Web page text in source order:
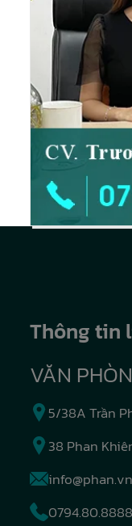
Thông tin
VĂN
5/38A Trần
38 Phan
info@phan.vn
0794.80.8888